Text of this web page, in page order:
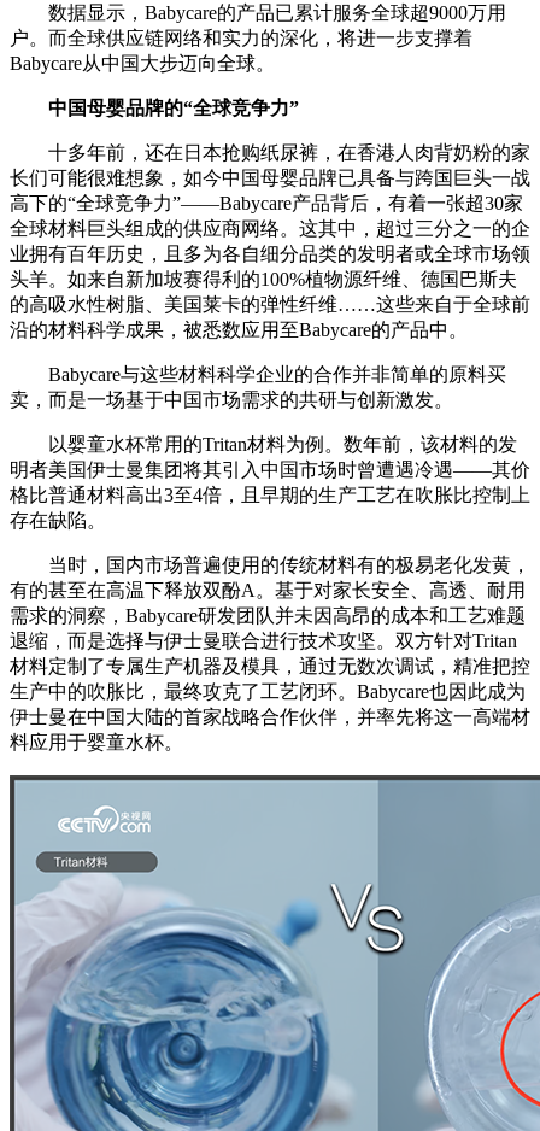
数据显示，Babycare的产品已累计服务全球超9000万用
户。而全球供应链网络和实力的深化，将进一步支撑着
Babycare从中国大步迈向全球。
中国母婴品牌的“全球竞争力”
十多年前，还在日本抢购纸尿裤，在香港人肉背奶粉的家
长们可能很难想象，如今中国母婴品牌已具备与跨国巨头一战
高下的“全球竞争力”——Babycare产品背后，有着一张超30家
全球材料巨头组成的供应商网络。这其中，超过三分之一的企
业拥有百年历史，且多为各自细分品类的发明者或全球市场领
头羊。如来自新加坡赛得利的100%植物源纤维、德国巴斯夫
的高吸水性树脂、美国莱卡的弹性纤维……这些来自于全球前
沿的材料科学成果，被悉数应用至Babycare的产品中。
Babycare与这些材料科学企业的合作并非简单的原料买
卖，而是一场基于中国市场需求的共研与创新激发。
以婴童水杯常用的Tritan材料为例。数年前，该材料的发
明者美国伊士曼集团将其引入中国市场时曾遭遇冷遇——其价
格比普通材料高出3至4倍，且早期的生产工艺在吹胀比控制上
存在缺陷。
当时，国内市场普遍使用的传统材料有的极易老化发黄，
有的甚至在高温下释放双酚A。基于对家长安全、高透、耐用
需求的洞察，Babycare研发团队并未因高昂的成本和工艺难题
退缩，而是选择与伊士曼联合进行技术攻坚。双方针对Tritan
材料定制了专属生产机器及模具，通过无数次调试，精准把控
生产中的吹胀比，最终攻克了工艺闭环。Babycare也因此成为
伊士曼在中国大陆的首家战略合作伙伴，并率先将这一高端材
料应用于婴童水杯。